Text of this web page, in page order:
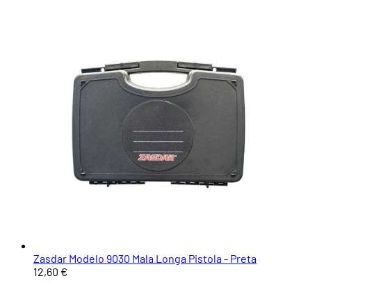
Zasdar Modelo 9030 Mala Longa Pistola - Preta
12,60 €